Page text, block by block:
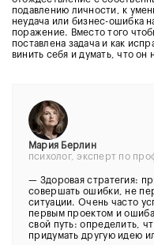
подавлению личности, к
неудача или бизнес-ошибка
поражение. Вместо того
поставлена задача и как
винить себя и думать, что он
Мария Берлин
психолог, эксперт по
— Здоровая стратегия:
совершать ошибки, не
ситуации. Очень часто
первым проектом и
свой путь: определить,
придумать другую идею